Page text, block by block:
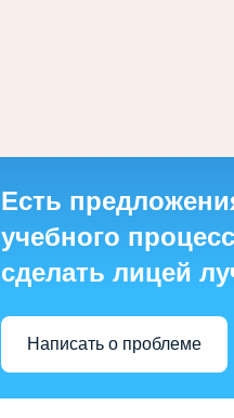
Есть
учебного
сделать лицей
Написать о проблеме